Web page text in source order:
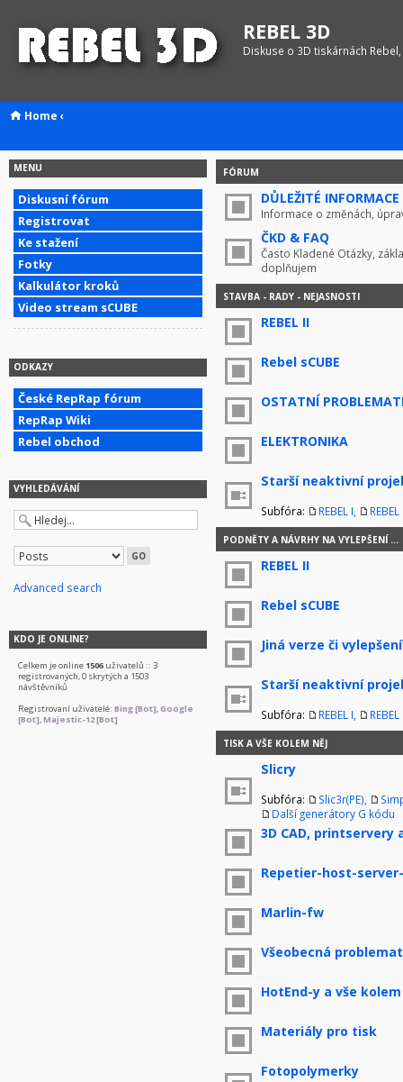
REBEL 3D
Diskuse o 3D tiskárnách
Home ‹
MENU
Diskusní fórum
Registrovat
Ke stažení
Fotky
Kalkulátor kroků
Video stream sCUBE
ODKAZY
České RepRap fórum
RepRap Wiki
Rebel obchod
VYHLEDÁVÁNÍ
Advanced search
KDO JE ONLINE?
Celkem je online 1506 uživatelů :: 3
registrovaných, 0 skrytých a 1503
návštěvníků
Registrovaní uživatelé: Bing [Bot],Google
[Bot],Majestic-12 [Bot]
FÓRUM
DŮLEŽITÉ INFORMACE
Informace o změnách,
ČKD & FAQ
Často Kladené Otázky,
doplňujem
STAVBA - RADY - NEJASNOSTI
REBEL II
Rebel sCUBE
OSTATNÍ
ELEKTRONIKA
Starší neaktivní
Subfóra: REBEL I REBEL
PODNĚTY A NÁVRHY NA VYLEPŠENÍ ...
REBEL II
Rebel sCUBE
Jiná verze či
Starší neaktivní
Subfóra: REBEL I REBEL
TISK A VŠE KOLEM NĚJ
Slicry
Subfóra: Slic3r(PE)
Další generátory G kódu
3D CAD, printservery
Repetier-host-
Marlin-fw
Všeobecná
HotEnd-y a vše kolem
Materiály pro tisk
Fotopolymerky